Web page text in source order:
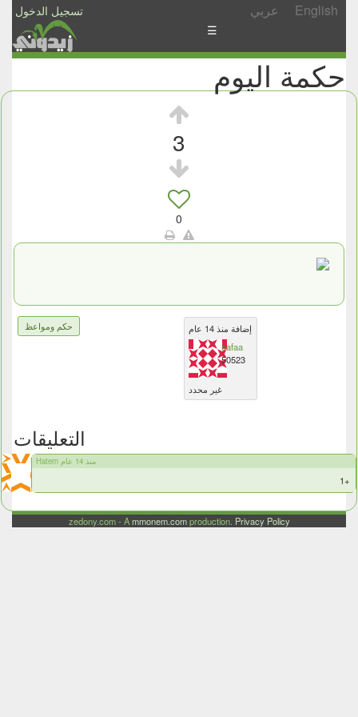
تسجيل الدخول عربي English
الأخبار
الأسئلة
☰
حكمة اليوم
3
0
حكم ومواعظ
إضافة منذ 14 عام
safaa
50523
غير محدد
التعليقات
Hatem منذ 14 عام
+1
zedony.com - Ammonem.comproduction. Privacy Policy